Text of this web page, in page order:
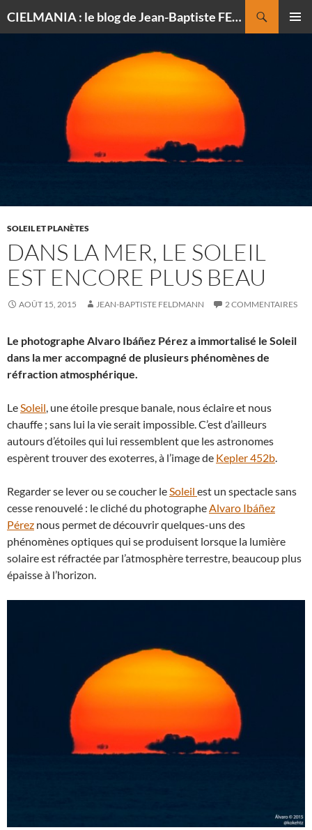
CIELMANIA : le blog de Jean-Baptiste FELDMANN, photographe du ciel
SOLEIL ET PLANÈTES
DANS LA MER, LE SOLEIL
EST ENCORE PLUS BEAU
AOÛT 15, 2015 JEAN-BAPTISTE FELDMANN 2 COMMENTAIRES
Le photographe Alvaro Ibáñez Pérez a immortalisé le Soleil
dans la mer accompagné de plusieurs phénomènes de
réfraction atmosphérique.
LeSoleil, une étoile presque banale, nous éclaire et nous
chauffe ; sans lui la vie serait impossible. C’est d’ailleurs
autours d’étoiles qui lui ressemblent que les astronomes
espèrent trouver des exoterres, à l’image de Kepler 452b.
Regarder se lever ou se coucher leSoleil est un spectacle sans
cesse renouvelé : le cliché du photographeAlvaro Ibáñez
Pérez nous permet de découvrir quelques-uns des
phénomènes optiques qui se produisent lorsque la lumière
solaire est réfractée par l’atmosphère terrestre, beaucoup plus
épaisse à l’horizon.